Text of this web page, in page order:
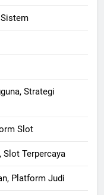
Strategi
Slot
Slot Terpercaya
Platform Judi